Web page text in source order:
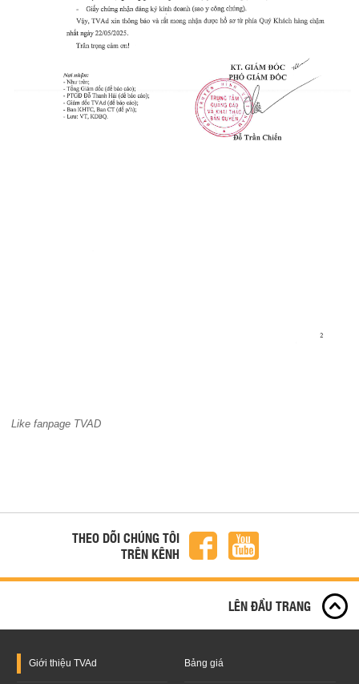
Like fanpage TVAD
THEO DÕI CHÚNG TÔI
TRÊN KÊNH
LÊN ĐẦU TRANG
Giới thiệu TVAd Bảng giá